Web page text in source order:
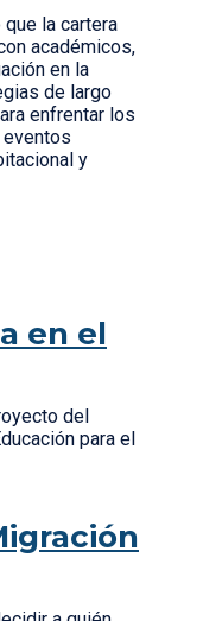
la cartera
académicos,
en la
de largo
enfrentar los
y
en el
del
para el